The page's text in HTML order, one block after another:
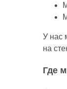
У нас
на
Где